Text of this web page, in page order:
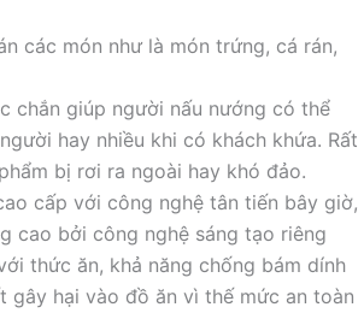
các món như là món trứng, cá rán,
chắn giúp người nấu nướng có thể
hay nhiều khi có khách khứa. Rất
bị rơi ra ngoài hay khó đảo.
cấp với công nghệ tân tiến bây giờ,
cao bởi công nghệ sáng tạo riêng
thức ăn, khả năng chống bám dính
gây hại vào đồ ăn vì thế mức an toàn